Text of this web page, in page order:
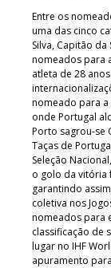
Entre os
uma das cinco
Silva, Capitão
nomeados para
atleta de 28
nomeado para a
onde Portugal
Porto sagrou-se
Taças de
Seleção
o golo da vitória
garantindo
coletiva nos
nomeados para
classificação de
lugar no IHF
apuramento